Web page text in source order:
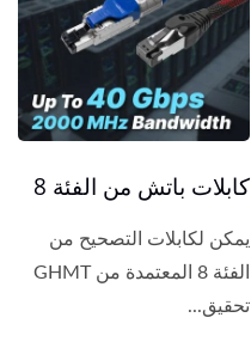
كابلات باتش من الفئة 8
يمكن لكابلات التصحيح من
الفئة 8 المعتمدة من GHMT
تحقيق...